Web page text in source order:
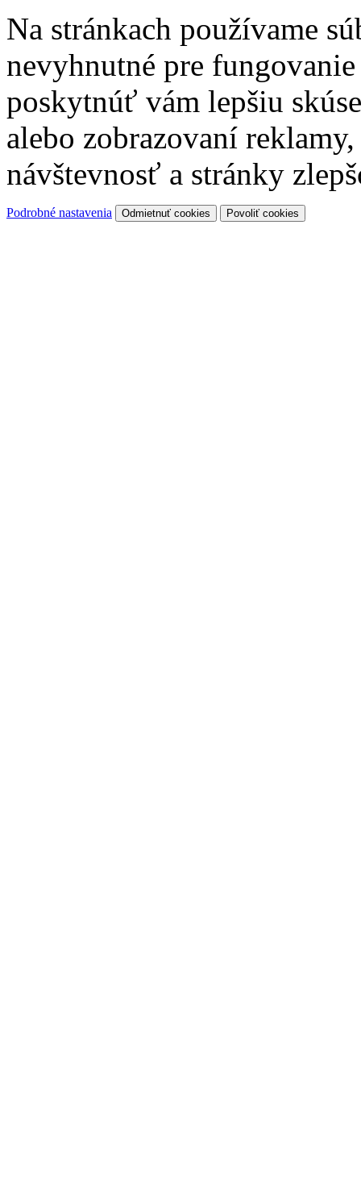
Na stránkach používame
nevyhnutné pre
poskytnúť vám lepšiu
alebo zobrazovaní
návštevnosť a stránky
Podrobné nastavenia Odmietnuť cookies Povoliť cookies